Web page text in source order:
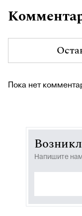
Пока нет
Напишите